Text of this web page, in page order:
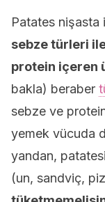
Patates nişasta
sebze türleri
protein içeren
bakla) beraber
sebze ve
yemek vücuda
yandan, patatesi
(un, sandviç,